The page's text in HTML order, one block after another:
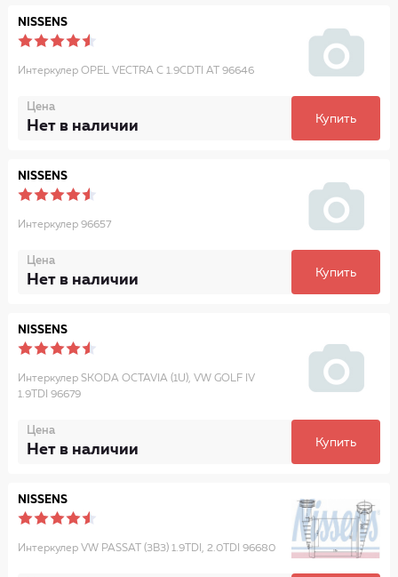
NISSENS
Интеркулер OPEL VECTRA C 1.9CDTI AT 96646
Цена
Нет в наличии Купить
NISSENS
Интеркулер 96657
Цена
Нет в наличии Купить
NISSENS
Интеркулер SKODA OCTAVIA (1U), VW GOLF IV
1.9TDI 96679
Цена
Нет в наличии Купить
NISSENS
Интеркулер VW PASSAT (3B3) 1.9TDI, 2.0TDI 96680